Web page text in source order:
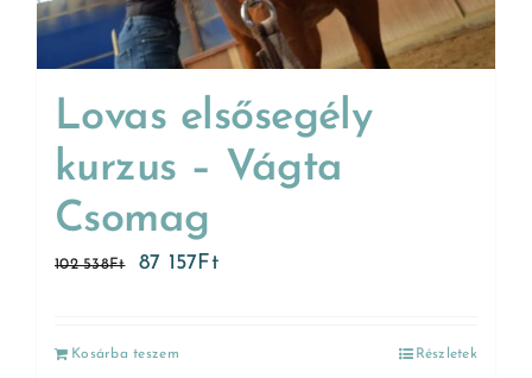
Lovas elsősegély
kurzus – Vágta
Csomag
102 538Ft 87 157Ft
Kosárba teszem Részletek